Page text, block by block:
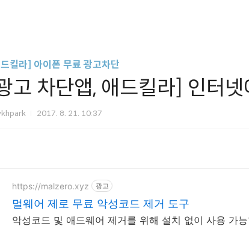
킬라] 아이폰 무료 광고차단
고 차단앱, 애드킬라] 인터
2017. 8. 21. 10:37
https://malzero.xyz 광고
멀웨어 제로 무료 악성코드 제거 도구
악성코드 및 애드웨어 제거를 위해 설치 없이 사용 가